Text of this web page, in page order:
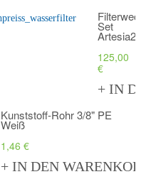
Set
125,00
€
+ IN
Kunststoff-Rohr 3/8" PE
Weiß
1,46 €
+ IN DEN